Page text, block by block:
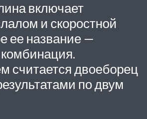
включает
и скоростной
ее название —
считается двоеборец
по двум